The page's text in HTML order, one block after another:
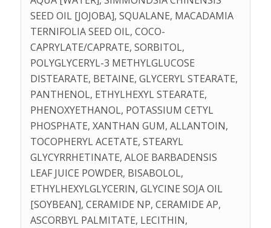
SEED OIL [JOJOBA], SQUALANE, MACADAMIA
TERNIFOLIA SEED OIL, COCO-
CAPRYLATE/CAPRATE, SORBITOL,
POLYGLYCERYL-3 METHYLGLUCOSE
DISTEARATE, BETAINE, GLYCERYL STEARATE,
PANTHENOL, ETHYLHEXYL STEARATE,
PHENOXYETHANOL, POTASSIUM CETYL
PHOSPHATE, XANTHAN GUM, ALLANTOIN,
TOCOPHERYL ACETATE, STEARYL
GLYCYRRHETINATE, ALOE BARBADENSIS
LEAF JUICE POWDER, BISABOLOL,
ETHYLHEXYLGLYCERIN, GLYCINE SOJA OIL
[SOYBEAN], CERAMIDE NP, CERAMIDE AP,
ASCORBYL PALMITATE, LECITHIN,